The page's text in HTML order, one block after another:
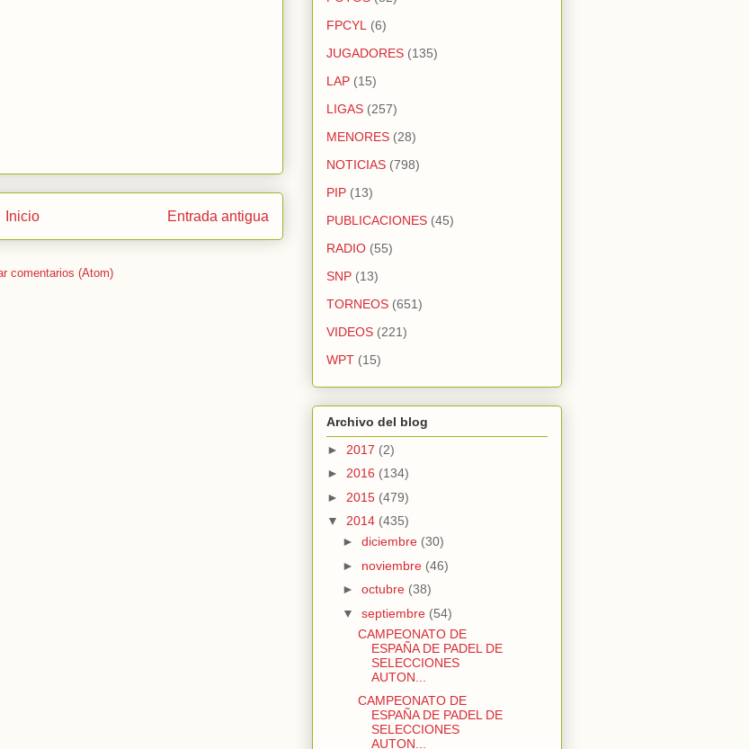
Entrada antigua
Inicio
comentarios (Atom)
FPCYL (6)
JUGADORES (135)
LAP (15)
LIGAS (257)
MENORES (28)
NOTICIAS (798)
PIP (13)
PUBLICACIONES (45)
RADIO (55)
SNP (13)
TORNEOS (651)
VIDEOS (221)
WPT (15)
Archivo del blog
► 2017 (2)
► 2016 (134)
► 2015 (479)
▼ 2014 (435)
► diciembre (30)
► noviembre (46)
► octubre (38)
▼ septiembre (54)
CAMPEONATO DE
ESPAÑA DE PADEL DE
SELECCIONES
AUTON...
CAMPEONATO DE
ESPAÑA DE PADEL DE
SELECCIONES
AUTON...